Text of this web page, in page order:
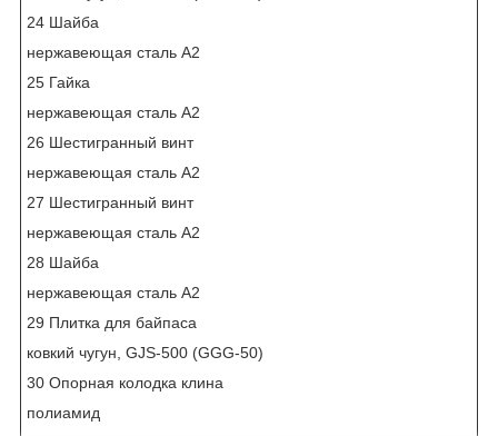
24 Шайба
нержавеющая сталь А2
25 Гайка
нержавеющая сталь А2
26 Шестигранный винт
нержавеющая сталь А2
27 Шестигранный винт
нержавеющая сталь А2
28 Шайба
нержавеющая сталь А2
29 Плитка для байпаса
ковкий чугун, GJS-500 (GGG-50)
30 Опорная колодка клина
полиамид